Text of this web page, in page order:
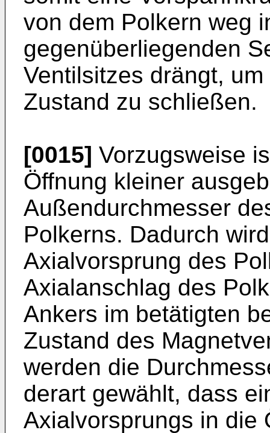
von dem Polkern weg
gegenüberliegenden
Ventilsitzes drängt,
Zustand zu schließen.
[0015] Vorzugsweise
Öffnung kleiner
Außendurchmesser
Polkerns. Dadurch
Axialvorsprung des
Axialanschlag des
Ankers im betätigten
Zustand des
werden die
derart gewählt, dass
Axialvorsprungs in die